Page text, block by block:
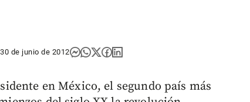
30 de junio de 2012
en México, el segundo país más